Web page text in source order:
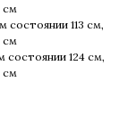
см
состоянии 113 см,
см
состоянии 124 см,
см